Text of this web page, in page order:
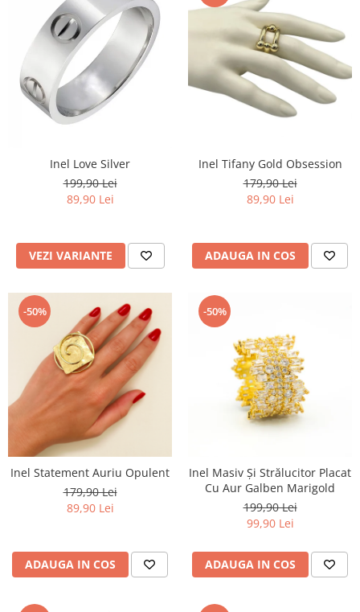
Inel Love Silver
199,90 Lei
89,90 Lei
VEZI VARIANTE
Inel Tifany Gold Obsession
179,90 Lei
89,90 Lei
ADAUGA IN COS
-50%
Inel Statement Auriu Opulent
179,90 Lei
89,90 Lei
ADAUGA IN COS
-50%
Inel Masiv Și Strălucitor Placat
Cu Aur Galben Marigold
199,90 Lei
99,90 Lei
ADAUGA IN COS